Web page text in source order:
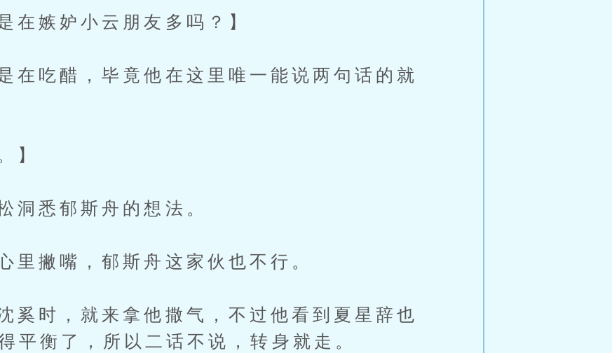
妒小云朋友多吗？】
醋，毕竟他在这里唯一能说两句话的就
郁斯舟的想法。
嘴，郁斯舟这家伙也不行。
，就来拿他撒气，不过他看到夏星辞也
平衡了，所以二话不说，转身就走。